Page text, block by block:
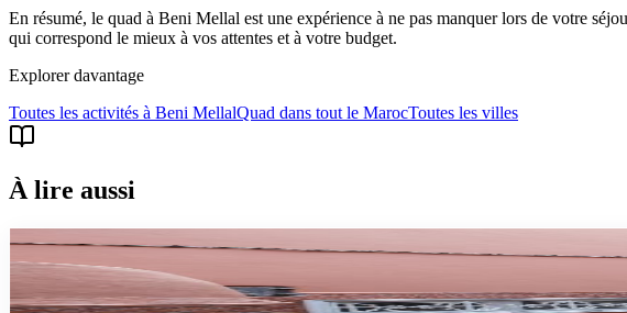
En résumé, le quad à Beni Mellal est une expérience à ne pas manquer lors de votre
qui correspond le mieux à vos attentes et à votre budget.
Explorer davantage
Toutes les activités à Beni MellalQuad dans tout le MarocToutes les villes
À lire aussi
Prix du quad à Marrakech en 2026 : tarifs et conseils